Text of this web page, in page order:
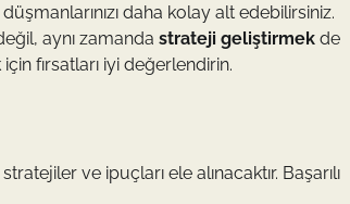
daha kolay alt edebilirsiniz.
aynı zamanda strateji geliştirmek de
fırsatları iyi değerlendirin.
ve ipuçları ele alınacaktır. Başarılı